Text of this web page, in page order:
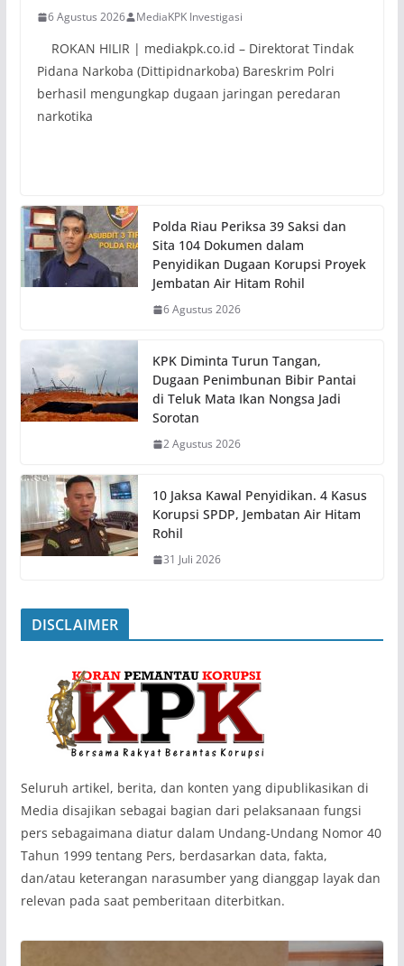
6 Agustus 2026 MediaKPK Investigasi
ROKAN HILIR | mediakpk.co.id – Direktorat Tindak
Pidana Narkoba (Dittipidnarkoba) Bareskrim Polri
berhasil mengungkap dugaan jaringan peredaran
narkotika
Polda Riau Periksa 39 Saksi dan
Sita 104 Dokumen dalam
Penyidikan Dugaan Korupsi Proyek
Jembatan Air Hitam Rohil
6 Agustus 2026
KPK Diminta Turun Tangan,
Dugaan Penimbunan Bibir Pantai
di Teluk Mata Ikan Nongsa Jadi
Sorotan
2 Agustus 2026
10 Jaksa Kawal Penyidikan. 4 Kasus
Korupsi SPDP, Jembatan Air Hitam
Rohil
31 Juli 2026
DISCLAIMER
‎Seluruh artikel, berita, dan konten yang dipublikasikan di
Media disajikan sebagai bagian dari pelaksanaan fungsi
pers sebagaimana diatur dalam Undang-Undang Nomor 40
Tahun 1999 tentang Pers, berdasarkan data, fakta,
dan/atau keterangan narasumber yang dianggap layak dan
relevan pada saat pemberitaan diterbitkan.